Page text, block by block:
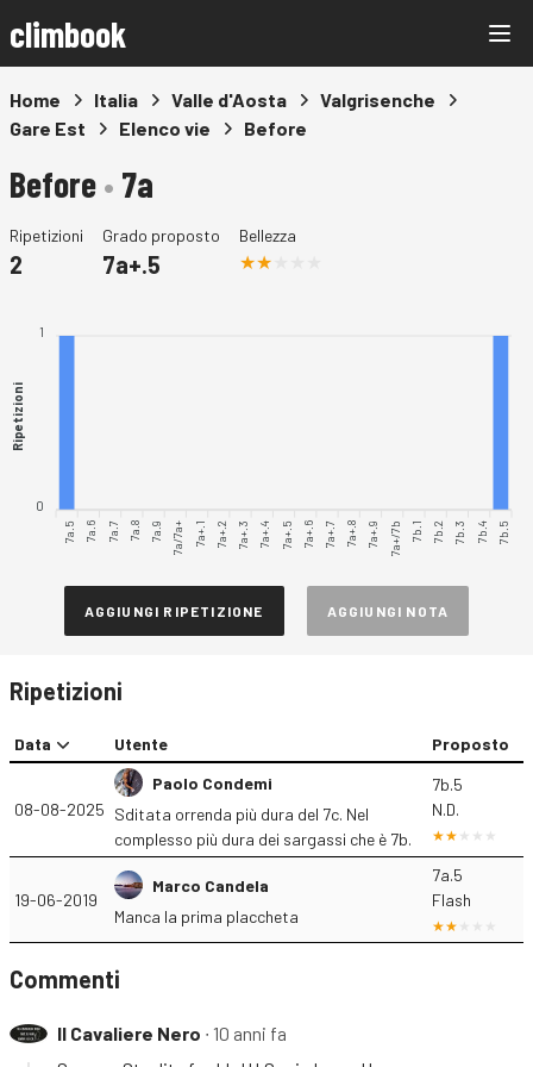
climbook
Home Italia Valle d'Aosta
Valgrisenche
Gare Est
Elenco vie Before
Before• 7a
Ripetizioni
2
Grado proposto
7a+.5
Bellezza
1
0
Ripetizioni
7a.5 7a.6 7a.7 7a.8 7a.9 7a/7a+ 7a+.1 7a+.2 7a+.3 7a+.4 7a+.5 7a+.6 7a+.7 7a+.8 7a+.9 7a+/7b 7b.1 7b.2 7b.3 7b.4 7b.5
AGGIUNGI RIPETIZIONE AGGIUNGI NOTA
Ripetizioni
Data Utente Proposto
08-08-2025
Paolo Condemi
Sditata orrenda più dura del 7c. Nel
complesso più dura dei sargassi che è 7b.
7b.5
N.D.
19-06-2019
Marco Candela
Manca la prima placcheta
7a.5
Flash
Commenti
Il Cavaliere Nero ∙ 10 anni fa